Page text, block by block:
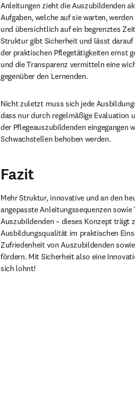
Anleitungen zieht die Auszubildenden
Aufgaben, welche auf sie warten,
und übersichtlich auf ein begrenztes
Struktur gibt Sicherheit und lässt
der praktischen Pflegetätigkeiten ernst
und die Transparenz vermitteln eine
gegenüber den Lernenden.
Nicht zuletzt muss sich jede
dass nur durch regelmäßige Evaluation
der Pflegeauszubildenden eingegangen
Schwachstellen behoben werden.
Fazit
Mehr Struktur, innovative und an den
angepasste Anleitungssequenzen
Auszubildenden – dieses Konzept trägt
Ausbildungsqualität im praktischen
Zufriedenheit von Auszubildenden
fördern. Mit Sicherheit also eine
sich lohnt!